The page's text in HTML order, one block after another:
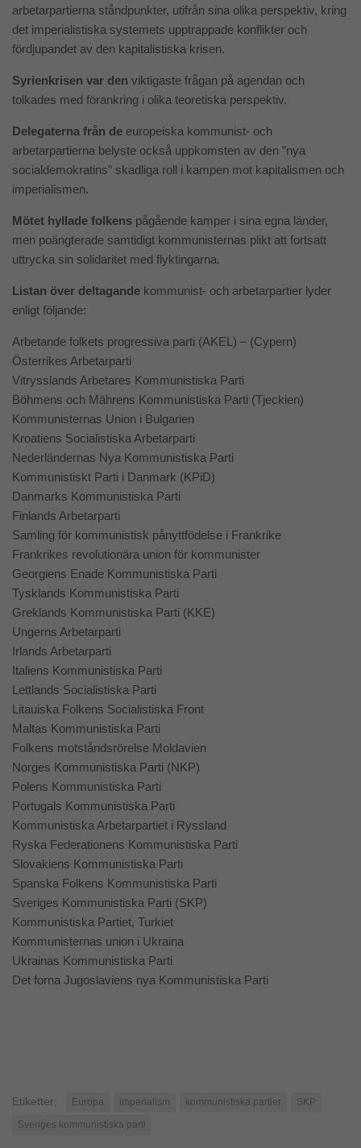
arbetarpartierna ståndpunkter, utifrån sina olika perspektiv, kring
det imperialistiska systemets upptrappade konflikter och
fördjupandet av den kapitalistiska krisen.
Syrienkrisen var den viktigaste frågan på agendan och
tolkades med förankring i olika teoretiska perspektiv.
Delegaterna från de europeiska kommunist- och
arbetarpartierna belyste också uppkomsten av den ”nya
socialdemokratins” skadliga roll i kampen mot kapitalismen och
imperialismen.
Mötet hyllade folkens pågående kamper i sina egna länder,
men poängterade samtidigt kommunisternas plikt att fortsatt
uttrycka sin solidaritet med flyktingarna.
Listan över deltagande kommunist- och arbetarpartier lyder
enligt följande:
Arbetande folkets progressiva parti (AKEL) – (Cypern)
Österrikes Arbetarparti
Vitrysslands Arbetares Kommunistiska Parti
Böhmens och Mährens Kommunistiska Parti (Tjeckien)
Kommunisternas Union i Bulgarien
Kroatiens Socialistiska Arbetarparti
Nederländernas Nya Kommunistiska Parti
Kommunistiskt Parti i Danmark (KPiD)
Danmarks Kommunistiska Parti
Finlands Arbetarparti
Samling för kommunistisk pånyttfödelse i Frankrike
Frankrikes revolutionära union för kommunister
Georgiens Enade Kommunistiska Parti
Tysklands Kommunistiska Parti
Greklands Kommunistiska Parti (KKE)
Ungerns Arbetarparti
Irlands Arbetarparti
Italiens Kommunistiska Parti
Lettlands Socialistiska Parti
Litauiska Folkens Socialistiska Front
Maltas Kommunistiska Parti
Folkens motståndsrörelse Moldavien
Norges Kommunistiska Parti (NKP)
Polens Kommunistiska Parti
Portugals Kommunistiska Parti
Kommunistiska Arbetarpartiet i Ryssland
Ryska Federationens Kommunistiska Parti
Slovakiens Kommunistiska Parti
Spanska Folkens Kommunistiska Parti
Sveriges Kommunistiska Parti (SKP)
Kommunistiska Partiet, Turkiet
Kommunisternas union i Ukraina
Ukrainas Kommunistiska Parti
Det forna Jugoslaviens nya Kommunistiska Parti
Etiketter: Europa imperialism kommunistiska partier
SKP
Sveriges kommunistiska parti